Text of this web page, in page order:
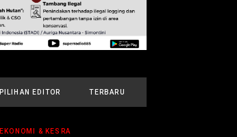
PILIHAN EDITOR TERBARU
EKONOMI & KESRA